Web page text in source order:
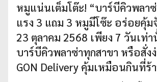
หมูแน่นเต็มโต๊ะ! “บาร์บีคิวพลาซ่
แรง 3 แถม 3 หมูมีโซ๊ะ อร่อยคุ้ม
23 ตุลาคม 2568 เพียง 7 วันเท่
บาร์บีคิวพลาซ่าทุกสาขา หรือสั่ง
GON Delivery คุ้มเหมือนกินที่ร้